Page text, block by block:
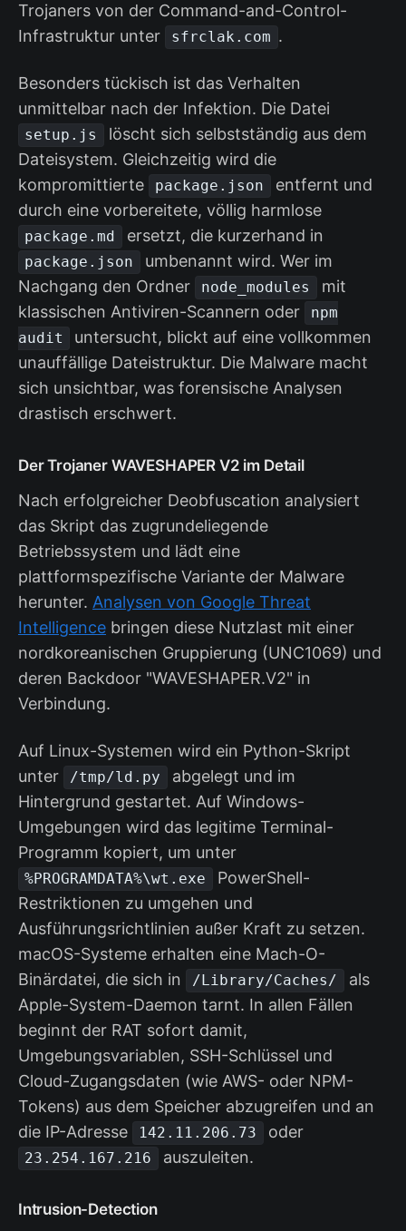
Trojaners von der Command-and-Control-
Infrastruktur unter
sfrclak.com .
Besonders tückisch ist das Verhalten
unmittelbar nach der Infektion. Die Datei
setup.js
löscht sich selbstständig aus dem
Dateisystem. Gleichzeitig wird die
kompromittierte
package.json
entfernt und
durch eine vorbereitete, völlig harmlose
package.md ersetzt, die kurzerhand in
package.json
umbenannt wird. Wer im
Nachgang den Ordner
node_modules
mit
klassischen Antiviren-Scannern oder
npm
audit
untersucht, blickt auf eine vollkommen
unauffällige Dateistruktur. Die Malware macht
sich unsichtbar, was forensische Analysen
drastisch erschwert.
Der Trojaner WAVESHAPER V2 im Detail
Nach erfolgreicher Deobfuscation analysiert
das Skript das zugrundeliegende
Betriebssystem und lädt eine
plattformspezifische Variante der Malware
herunter. Analysen von Google Threat
Intelligence bringen diese Nutzlast mit einer
nordkoreanischen Gruppierung (UNC1069) und
deren Backdoor "WAVESHAPER.V2" in
Verbindung.
Auf Linux-Systemen wird ein Python-Skript
unter
/tmp/ld.py
abgelegt und im
Hintergrund gestartet. Auf Windows-
Umgebungen wird das legitime Terminal-
Programm kopiert, um unter
%PROGRAMDATA%\wt.exe
PowerShell-
Restriktionen zu umgehen und
Ausführungsrichtlinien außer Kraft zu setzen.
macOS-Systeme erhalten eine Mach-O-
Binärdatei, die sich in
/Library/Caches/
als
Apple-System-Daemon tarnt. In allen Fällen
beginnt der RAT sofort damit,
Umgebungsvariablen, SSH-Schlüssel und
Cloud-Zugangsdaten (wie AWS- oder NPM-
Tokens) aus dem Speicher abzugreifen und an
die IP-Adresse
142.11.206.73 oder
23.254.167.216 auszuleiten.
Intrusion-Detection